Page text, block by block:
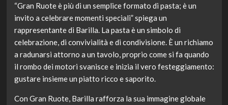
“Gran Ruote è più di un semplice formato di pasta; è un
invito a celebrare momenti speciali” spiega un
rappresentante di Barilla. La pasta è un simbolo di
celebrazione, di convivialità e di condivisione. È un richiamo
a radunarsi attorno a un tavolo, proprio come si fa quando
il rombo dei motori svanisce e inizia il vero festeggiamento:
gustare insieme un piatto ricco e saporito.
Con Gran Ruote, Barilla rafforza la sua immagine globale